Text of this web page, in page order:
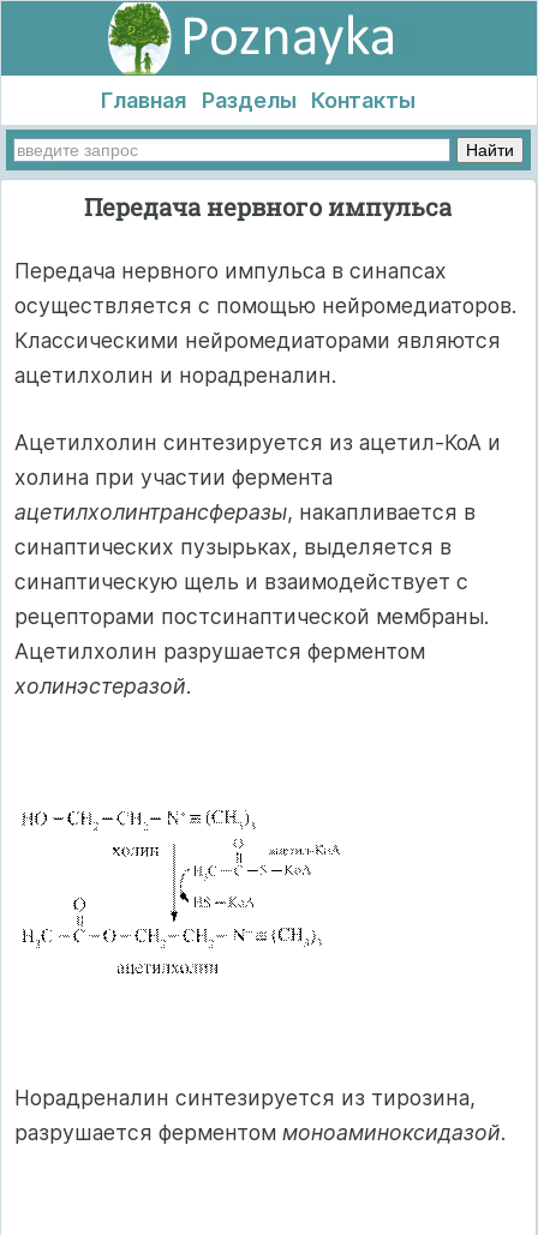
Главная Разделы Контакты
Передача нервного импульса
Передача нервного импульса в синапсах
осуществляется с помощью нейромедиаторов.
Классическими нейромедиаторами являются
ацетилхолин и норадреналин.
Ацетилхолин синтезируется из ацетил-КоА и
холина при участии фермента
ацетилхолинтрансферазы, накапливается в
синаптических пузырьках, выделяется в
синаптическую щель и взаимодействует с
рецепторами постсинаптической мембраны.
Ацетилхолин разрушается ферментом
холинэстеразой.
Норадреналин синтезируется из тирозина,
разрушается ферментом моноаминоксидазой.